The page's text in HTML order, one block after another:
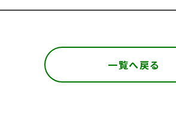
一覧へ戻る